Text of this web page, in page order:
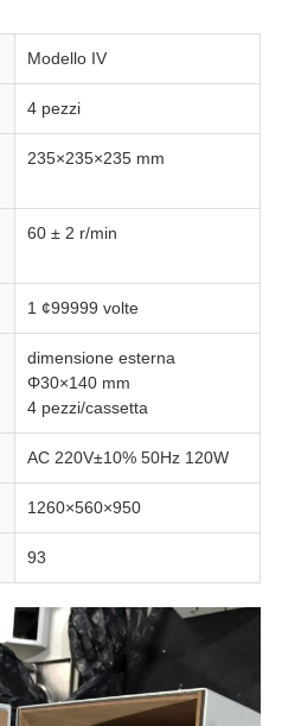
Modello IV
4 pezzi
235×235×235 mm
60 ± 2 r/min
1 ¢99999 volte
dimensione esterna
Φ30×140 mm
4 pezzi/cassetta
AC 220V±10% 50Hz 120W
1260×560×950
93